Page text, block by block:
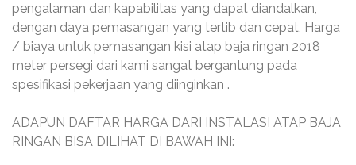
pengalaman dan kapabilitas yang dapat diandalkan,
dengan daya pemasangan yang tertib dan cepat, Harga
/ biaya untuk pemasangan kisi atap baja ringan 2018
meter persegi dari kami sangat bergantung pada
spesifikasi pekerjaan yang diinginkan .
ADAPUN DAFTAR HARGA DARI INSTALASI ATAP BAJA
RINGAN BISA DILIHAT DI BAWAH INI: